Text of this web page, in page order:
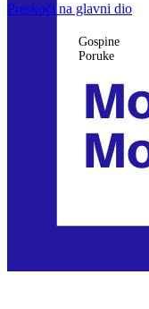
Preskoči na glavni dio
Gospine
Poruke